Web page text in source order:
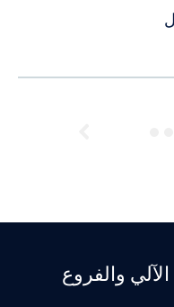
والفروع